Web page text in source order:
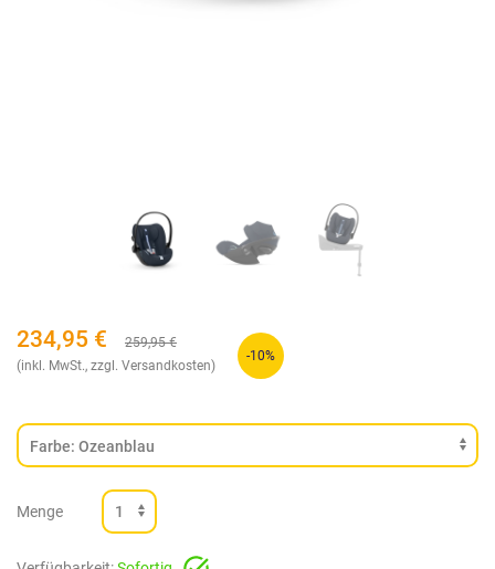
234,95 € 259,95€
(inkl. MwSt., zzgl. Versandkosten)
-10%
Menge